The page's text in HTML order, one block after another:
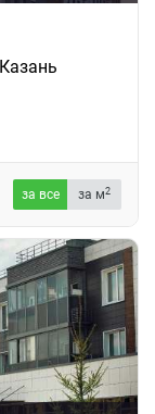
за все за м2